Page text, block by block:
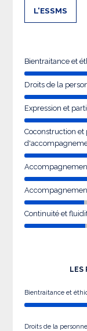
L'ESSMS
Bientraitance et
Droits de la
Expression et
Coconstruction
Continuité et
LES
Bientraitance et
Droits de la